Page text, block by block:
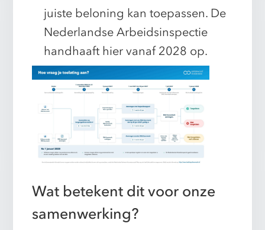
juiste beloning kan toepassen. De
Nederlandse Arbeidsinspectie
handhaaft hier vanaf 2028 op.
Wat betekent dit voor onze
samenwerking?